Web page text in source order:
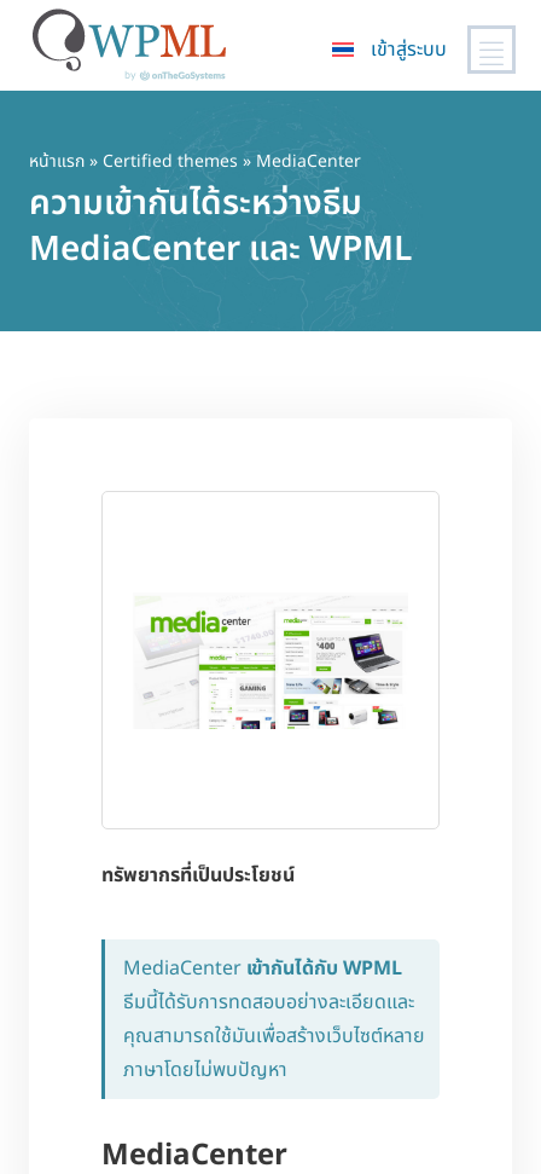
เนื้อหา
หลัก
เข้าสู่ระบบ
หน้าแรก» Certified themes » MediaCenter
ความเข้ากันได้ระหว่างธีม
MediaCenter และ WPML
ทรัพยากรที่เป็นประโยชน์
MediaCenter เข้ากันได้กับ WPML
ธีมนี้ได้รับการทดสอบอย่างละเอียดและ
คุณสามารถใช้มันเพื่อสร้างเว็บไซต์หลาย
ภาษาโดยไม่พบปัญหา
MediaCenter